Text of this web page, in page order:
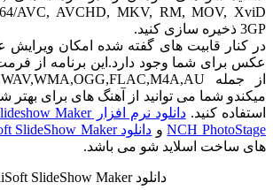
3GP ذخیره سازی کنید.
در کنار قابیت های گفته شده امکان
عکس برای شما وجود دارد.این برنامه از
میکندو شما می توانید از آهنگ های برای بهتر
استفاده کنید.دانلود نرم افزار Apeaksoft Slideshow Maker
NCH PhotoStageو دانلود GiliSoft SlideShow Maker
های ساخت اسلاید شو می باشد.
دانلود GiliSoft SlideShow Maker